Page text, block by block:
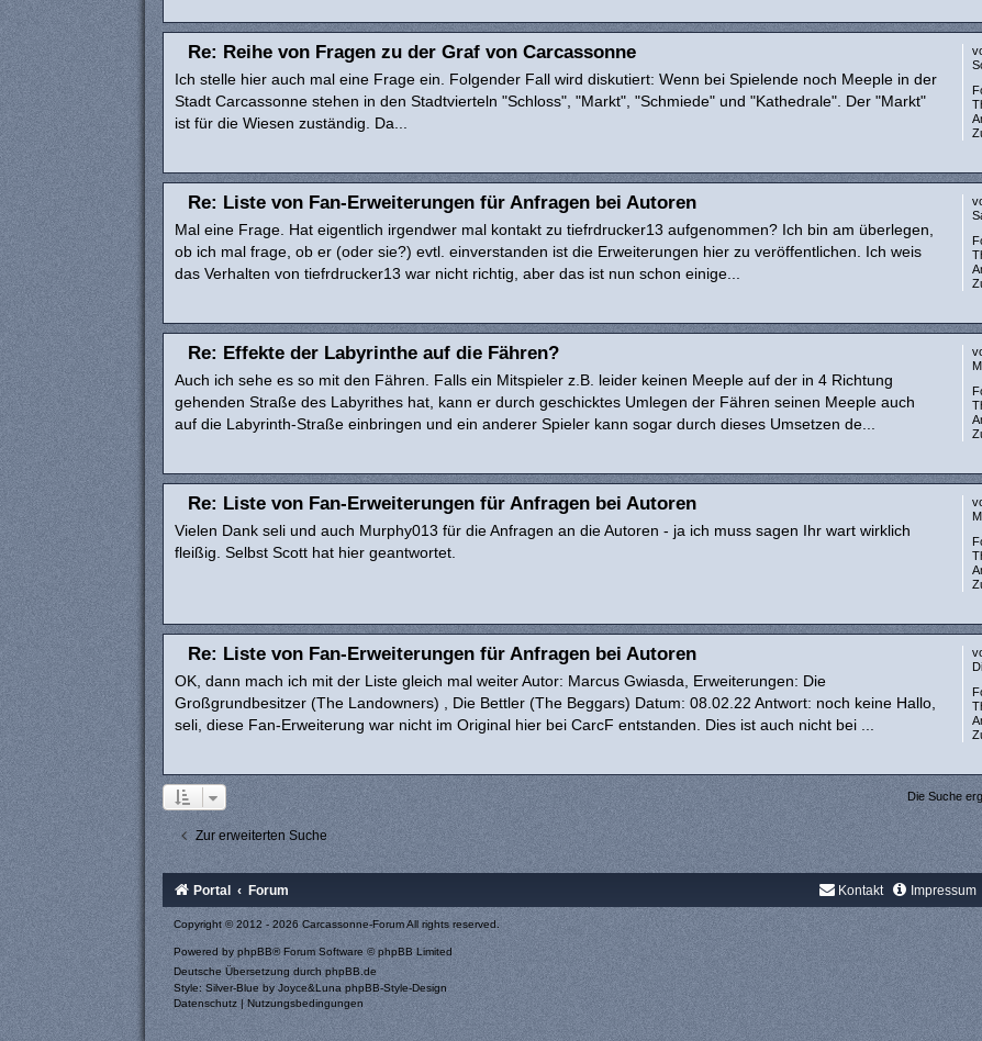
Re: Reihe von Fragen zu der Graf von Carcassonne
Ich stelle hier auch mal eine Frage ein. Folgender Fall wird diskutiert: Wenn bei Spielende noch Meeple in der
Stadt Carcassonne stehen in den Stadtvierteln "Schloss", "Markt", "Schmiede" und "Kathedrale". Der "Markt"
ist für die Wiesen zuständig. Da...
Re: Liste von Fan-Erweiterungen für Anfragen bei Autoren
Mal eine Frage. Hat eigentlich irgendwer mal kontakt zu tiefrdrucker13 aufgenommen? Ich bin am überlegen,
ob ich mal frage, ob er (oder sie?) evtl. einverstanden ist die Erweiterungen hier zu veröffentlichen. Ich weis
das Verhalten von tiefrdrucker13 war nicht richtig, aber das ist nun schon einige...
Re: Effekte der Labyrinthe auf die Fähren?
Auch ich sehe es so mit den Fähren. Falls ein Mitspieler z.B. leider keinen Meeple auf der in 4 Richtung
gehenden Straße des Labyrithes hat, kann er durch geschicktes Umlegen der Fähren seinen Meeple auch
auf die Labyrinth-Straße einbringen und ein anderer Spieler kann sogar durch dieses Umsetzen de...
Re: Liste von Fan-Erweiterungen für Anfragen bei Autoren
Vielen Dank seli und auch Murphy013 für die Anfragen an die Autoren - ja ich muss sagen Ihr wart wirklich
fleißig. Selbst Scott hat hier geantwortet.
Re: Liste von Fan-Erweiterungen für Anfragen bei Autoren
OK, dann mach ich mit der Liste gleich mal weiter Autor: Marcus Gwiasda, Erweiterungen: Die
Großgrundbesitzer (The Landowners) , Die Bettler (The Beggars) Datum: 08.02.22 Antwort: noch keine Hallo,
seli, diese Fan-Erweiterung war nicht im Original hier bei CarcF entstanden. Dies ist auch nicht bei ...
Die Suche
Zur erweiterten Suche
Portal Forum Impressum
Kontakt
Copyright © 2012 - 2026 Carcassonne-Forum All rights reserved.
Powered by phpBB® Forum Software © phpBB Limited
Deutsche Übersetzung durchphpBB.de
Style: Silver-Blue by Joyce&Luna phpBB-Style-Design
Datenschutz |Nutzungsbedingungen